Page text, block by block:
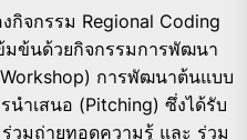
กิจกรรม Regional Coding
มข้นด้วยกิจกรรมการพัฒนา
Workshop) การพัฒนาต้นแบบ
นำเสนอ (Pitching) ซึ่งได้รับ
วมถ่ายทอดความรู้ และ ร่วม